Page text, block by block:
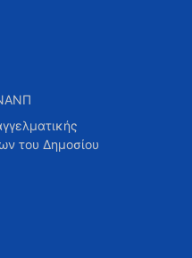
του Δημοσίου